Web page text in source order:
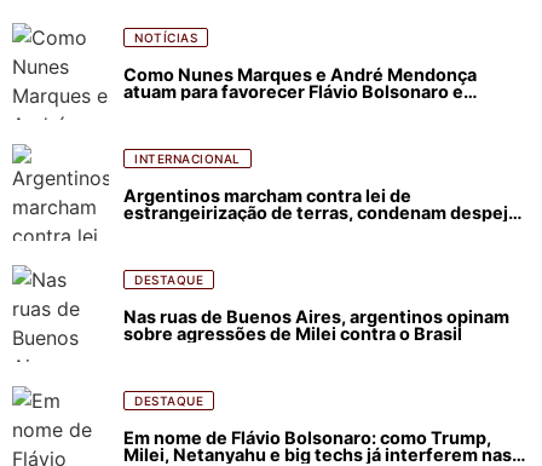
NOTÍCIAS
Como Nunes Marques e André Mendonça
atuam para favorecer Flávio Bolsonaro e
INTERNACIONAL
Argentinos marcham contra lei de
estrangeirização de terras, condenam despejos
DESTAQUE
Nas ruas de Buenos Aires, argentinos opinam
sobre agressões de Milei contra o Brasil
DESTAQUE
Em nome de Flávio Bolsonaro: como Trump,
Milei, Netanyahu e big techs já interferem nas